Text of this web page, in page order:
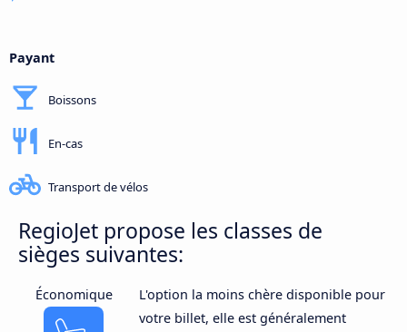
Payant
Boissons
En-cas
Transport de vélos
RegioJet propose les classes de
sièges suivantes:
Économique
L'option la moins chère disponible pour
votre billet, elle est généralement